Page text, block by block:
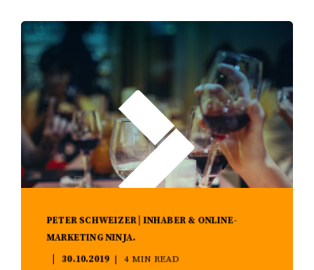
PETER SCHWEIZER | INHABER & ONLINE-
MARKETING NINJA.
30.10.2019
4 MIN READ